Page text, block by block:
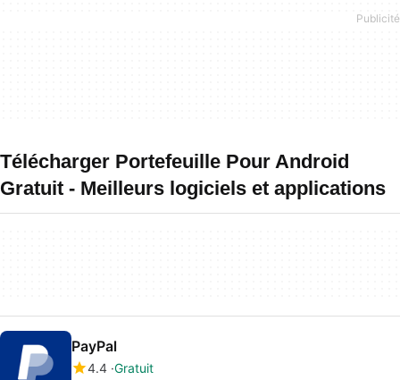
Télécharger Portefeuille Pour Android
Gratuit - Meilleurs logiciels et applications
PayPal
4.4 Gratuit